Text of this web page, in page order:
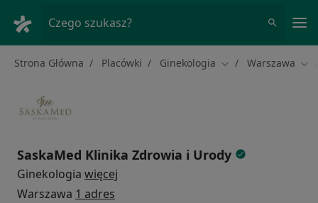
Czego szukasz?
Strona Główna Placówki Ginekologia Zmień miasto
Warszawa
SaskaMed Klinika Zdrowia i Urody
Ginekologia więcej
Warszawa 1 adres